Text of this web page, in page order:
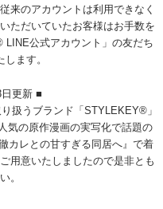
来のアカウントは利用できなく
ただいていたお客様はお手数を
公式アカウント」の友だち
ます。
更新 ■
扱うブランド「STYLEKEY®」
気の原作漫画の実写化で話題の
カレとの甘すぎる同居へ』で着
用意いたしましたので是非とも
。